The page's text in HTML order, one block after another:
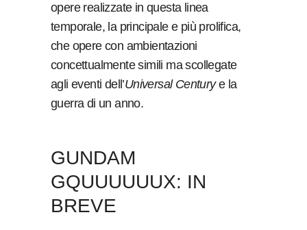
opere realizzate in questa linea
temporale, la principale e più prolifica,
che opere con ambientazioni
concettualmente simili ma scollegate
agli eventi dell’Universal Centurye la
guerra di un anno.
GUNDAM
GQUUUUUUX: IN
BREVE